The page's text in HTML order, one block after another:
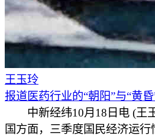
王玉玲
报道医药行业的“朝阳”与“黄
中新经纬10月18日电 (王
国方面，三季度国民经济运